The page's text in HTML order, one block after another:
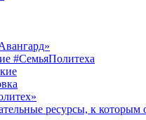
#СемьяПолитеха
ресурсы, к которым